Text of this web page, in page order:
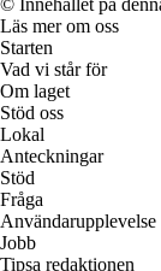
Läs mer om oss
Starten
Vad vi står för
Om laget
Stöd oss
Lokal
Anteckningar
Stöd
Fråga
Användarupplevelse
Jobb
Tipsa redaktionen